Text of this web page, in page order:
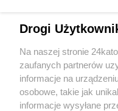
Wydawca mediów
Drogi
Na naszej stronie
zaufanych partnerów
informacje na
osobowe, takie jak
informacje wysyłane